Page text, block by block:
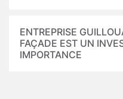
ENTREPRISE
FAÇADE EST UN
IMPORTANCE